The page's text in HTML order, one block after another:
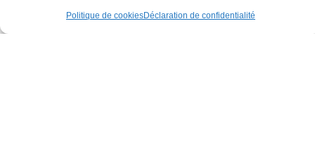
Politique de cookiesDéclaration de confidentialité